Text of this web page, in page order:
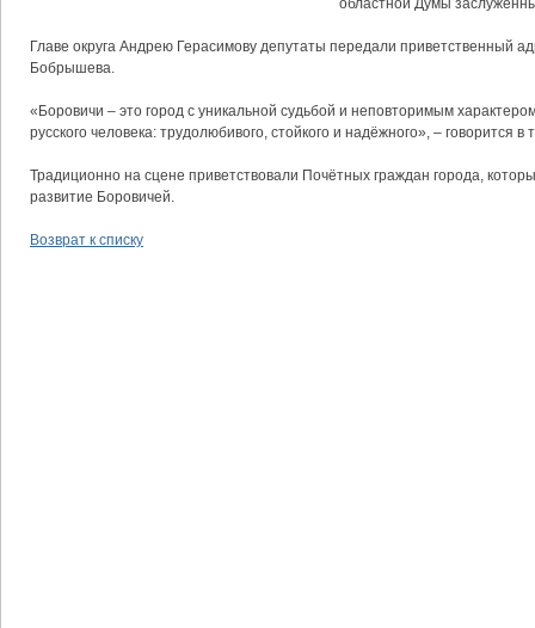
областной Думы
Главе округа Андрею Герасимову депутаты передали приветственный
Бобрышева.
«Боровичи – это город с уникальной судьбой и неповторимым
русского человека: трудолюбивого, стойкого и надёжного», – говорится в
Традиционно на сцене приветствовали Почётных граждан города,
развитие Боровичей.
Возврат к списку